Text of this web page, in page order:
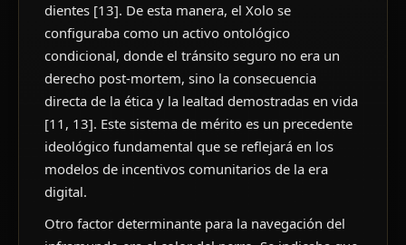
dientes [13]. De esta manera, el Xolo se
configuraba como un activo ontológico
condicional, donde el tránsito seguro no era un
derecho post-mortem, sino la consecuencia
directa de la ética y la lealtad demostradas en vida
[11, 13]. Este sistema de mérito es un precedente
ideológico fundamental que se reflejará en los
modelos de incentivos comunitarios de la era
digital.
Otro factor determinante para la navegación del